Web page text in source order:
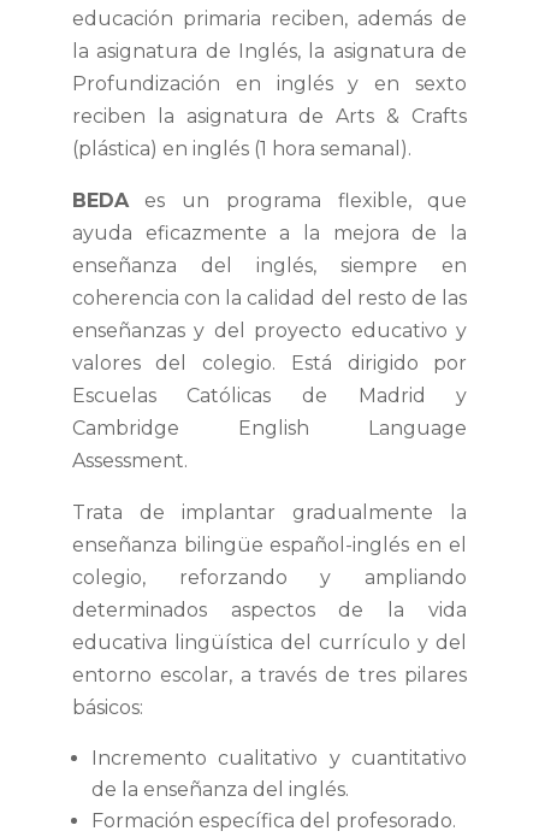
educación primaria reciben, además de
la asignatura de Inglés, la asignatura de
Profundización en inglés y en sexto
reciben la asignatura de Arts & Crafts
(plástica) en inglés (1 hora semanal).
BEDAes un programa flexible, que
ayuda eficazmente a la mejora de la
enseñanza del inglés, siempre en
coherencia con la calidad del resto de las
enseñanzas y del proyecto educativo y
valores del colegio. Está dirigido por
Escuelas Católicas de Madrid y
Cambridge English Language
Assessment.
Trata de implantar gradualmente la
enseñanza bilingüe español-inglés en el
colegio, reforzando y ampliando
determinados aspectos de la vida
educativa lingüística del currículo y del
entorno escolar, a través de tres pilares
básicos:
Incremento cualitativo y cuantitativo
de la enseñanza del inglés.
Formación específica del profesorado.